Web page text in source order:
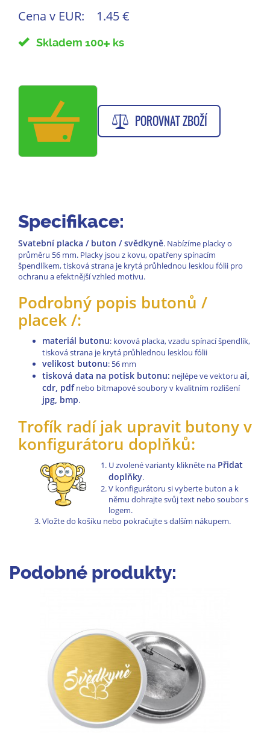
Cena v EUR: 1.45 €
Skladem 100 ks
POROVNAT ZBOŽÍ
Specifikace:
Svatební placka / buton / svědkyně. Nabízíme placky o
průměru 56 mm. Placky jsou z kovu, opatřeny spínacím
špendlíkem, tisková strana je krytá průhlednou lesklou fólii pro
ochranu a efektnější vzhled motivu.
Podrobný popis butonů /
placek /:
materiál butonu: kovová placka, vzadu spínací špendlík,
tisková strana je krytá průhlednou lesklou fólii
velikost butonu: 56 mm
tisková data na potisk butonu: nejlépe ve vektoru ai,
cdr, pdfnebo bitmapové soubory v kvalitním rozlišení
jpg, bmp.
Trofík radí jak upravit butony v
konfigurátoru doplňků:
U zvolené varianty klikněte na Přidat
doplňky.
V konfigurátoru si vyberte buton a k
němu dohrajte svůj text nebo soubor s
logem.
Vložte do košíku nebo pokračujte s dalším nákupem.
Podobné produkty: